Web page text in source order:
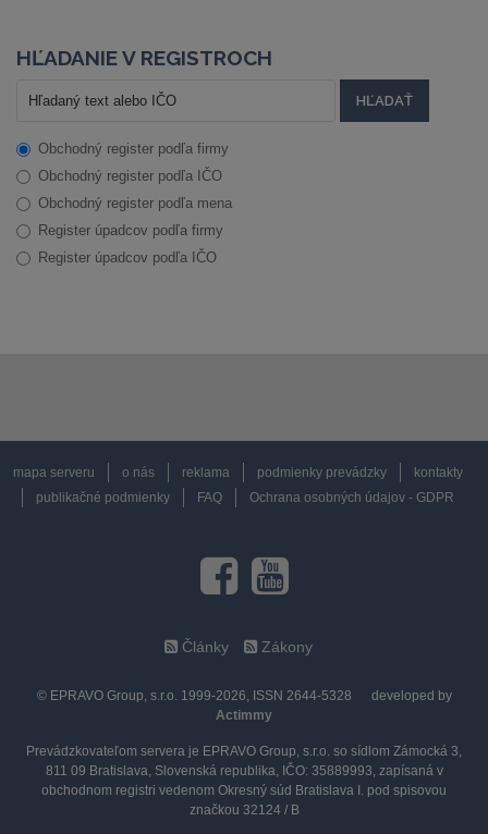
HĽADANIE V REGISTROCH
Obchodný register podľa firmy
Obchodný register podľa IČO
Obchodný register podľa mena
Register úpadcov podľa firmy
Register úpadcov podľa IČO
mapa serveru o nás reklama podmienky prevádzky
kontakty
publikačné podmienky
FAQ Ochrana osobných údajov - GDPR
Články Zákony
© EPRAVO Group, s.r.o. 1999-2026, ISSN 2644-5328
developed by
Actimmy
Prevádzkovateľom servera je EPRAVO Group, s.r.o. so sídlom Zámocká 3,
811 09 Bratislava, Slovenská republika, IČO: 35889993, zapísaná v
obchodnom registri vedenom Okresný súd Bratislava I. pod spisovou
značkou 32124 / B